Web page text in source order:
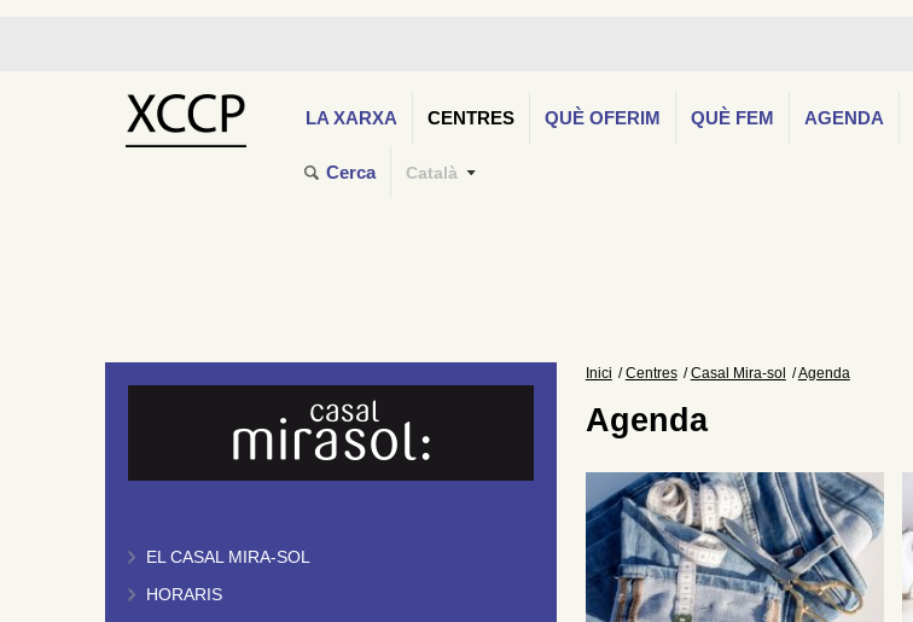
LA XARXA CENTRES QUÈ OFERIM QUÈ FEM AGENDA
Cerca Català
EL CASAL MIRA-SOL
HORARIS
Inici Centres Casal Mira-sol Agenda
Agenda